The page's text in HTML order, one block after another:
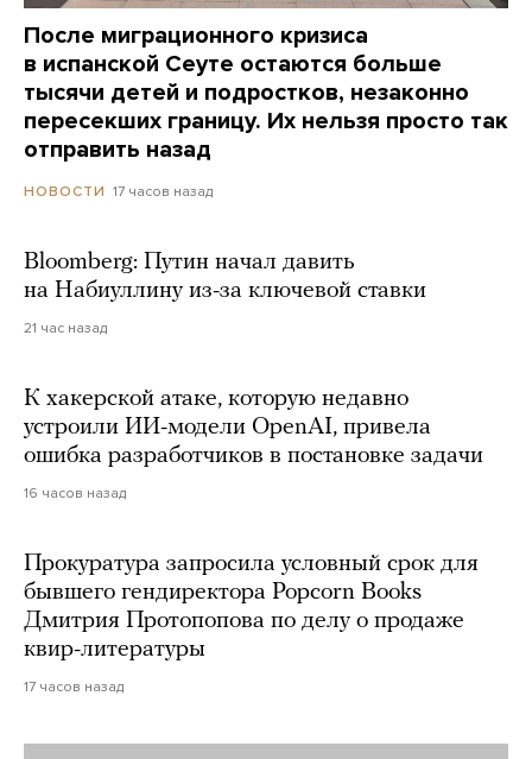
После миграционного кризиса
в испанской Сеуте остаются больше
тысячи детей и подростков, незаконно
пересекших границу. Их нельзя просто так
отправить назад
НОВОСТИ 17 часов назад
Bloomberg: Путин начал давить
на Набиуллину из-за ключевой ставки
21 час назад
К хакерской атаке, которую недавно
устроили ИИ-модели OpenAI, привела
ошибка разработчиков в постановке задачи
16 часов назад
Прокуратура запросила условный срок для
бывшего гендиректора Popcorn Books
Дмитрия Протопопова по делу о продаже
квир-литературы
17 часов назад